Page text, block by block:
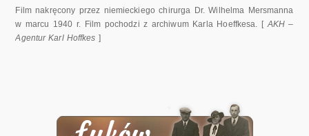
Film nakręcony przez niemieckiego chirurga Dr. Wilhelma Mersmanna
w marcu 1940 r. Film pochodzi z archiwum Karla Hoeffkesa. [AKH –
Agentur Karl Hoffkes ]